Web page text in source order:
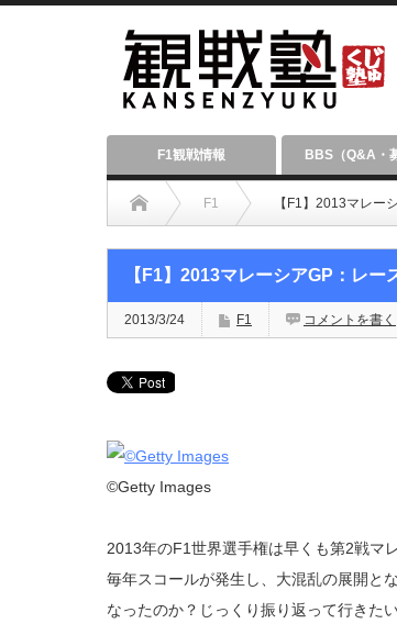
F1観戦情報 BBS（Q&A・
F1 【F1】2013マレー
【F1】2013マレーシアGP：レー
2013/3/24 F1 コメントを書く
©Getty Images
2013年のF1世界選手権は早くも第2戦マ
毎年スコールが発生し、大混乱の展開と
なったのか？じっくり振り返って行きたい